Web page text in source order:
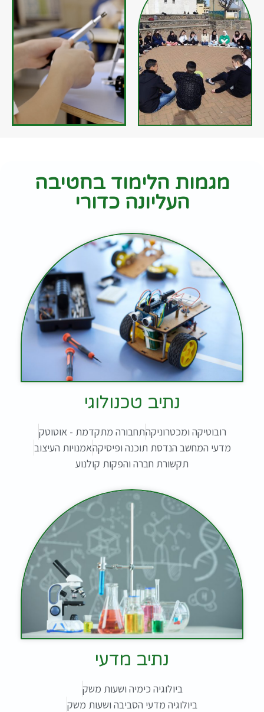
מגמות הלימוד בחטיבה
העליונה כדורי
נתיב טכנולוגי
רובוטיקה ומכטרוניקהתחבורה מתקדמת - אוטוטק
מדעי המחשב הנדסת תוכנה ופיסיקהאמנויות העיצוב
תקשורת חברה והפקות קולנוע
נתיב מדעי
ביולוגיה כימיה ושעות משק
ביולוגיה מדעי הסביבה ושעות משק